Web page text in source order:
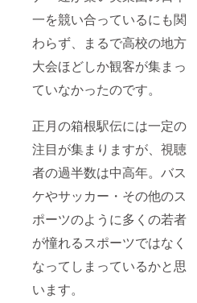
一を競い合っているにも関
わらず、まるで高校の地方
大会ほどしか観客が集まっ
ていなかったのです。
正月の箱根駅伝には一定の
注目が集まりますが、視聴
者の過半数は中高年。バス
ケやサッカー・その他のス
ポーツのように多くの若者
が憧れるスポーツではなく
なってしまっているかと思
います。